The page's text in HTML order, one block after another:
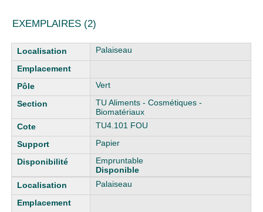
EXEMPLAIRES (2)
Liste des exemplaires Palaiseau
Vert
TU Aliments - Cosmétiques -
Biomatériaux
TU4.101 FOU
Papier
Empruntable
Disponible
Palaiseau